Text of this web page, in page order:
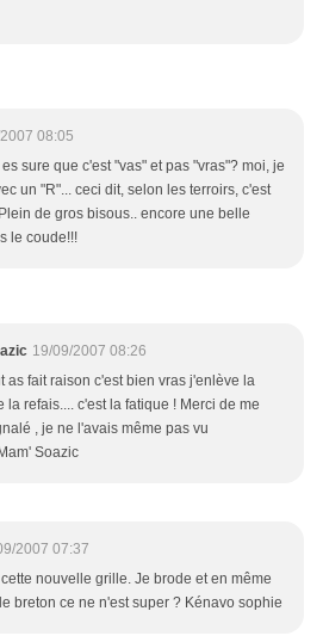
08:05
sure que c'est "vas" et pas "vras"? moi, je
un "R"... ceci dit, selon les terroirs, c'est
de gros bisous.. encore une belle
le coude!!!
19/09/2007 08:26
as fait raison c'est bien vras j'enlève la
la refais.... c'est la fatique ! Merci de me
, je ne l'avais même pas vu
Soazic
2007 07:37
nouvelle grille. Je brode et en même
breton ce ne n'est super ? Kénavo sophie